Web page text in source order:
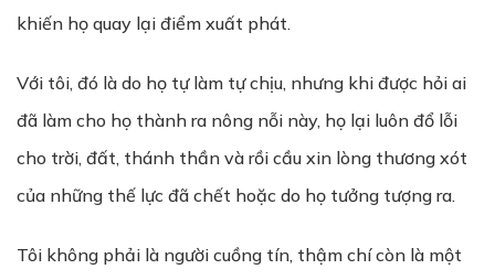
khiến họ quay lại điểm xuất phát.
Với tôi, đó là do họ tự làm tự chịu, nhưng khi được hỏi ai
đã làm cho họ thành ra nông nỗi này, họ lại luôn đổ lỗi
cho trời, đất, thánh thần và rồi cầu xin lòng thương xót
của những thế lực đã chết hoặc do họ tưởng tượng ra.
Tôi không phải là người cuồng tín, thậm chí còn là một